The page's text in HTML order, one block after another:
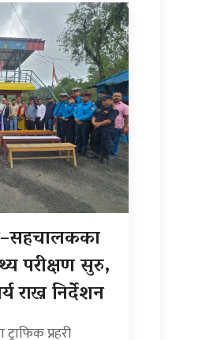
परीक्षण सुरु,
राख्न निर्देशन
प्रहरी